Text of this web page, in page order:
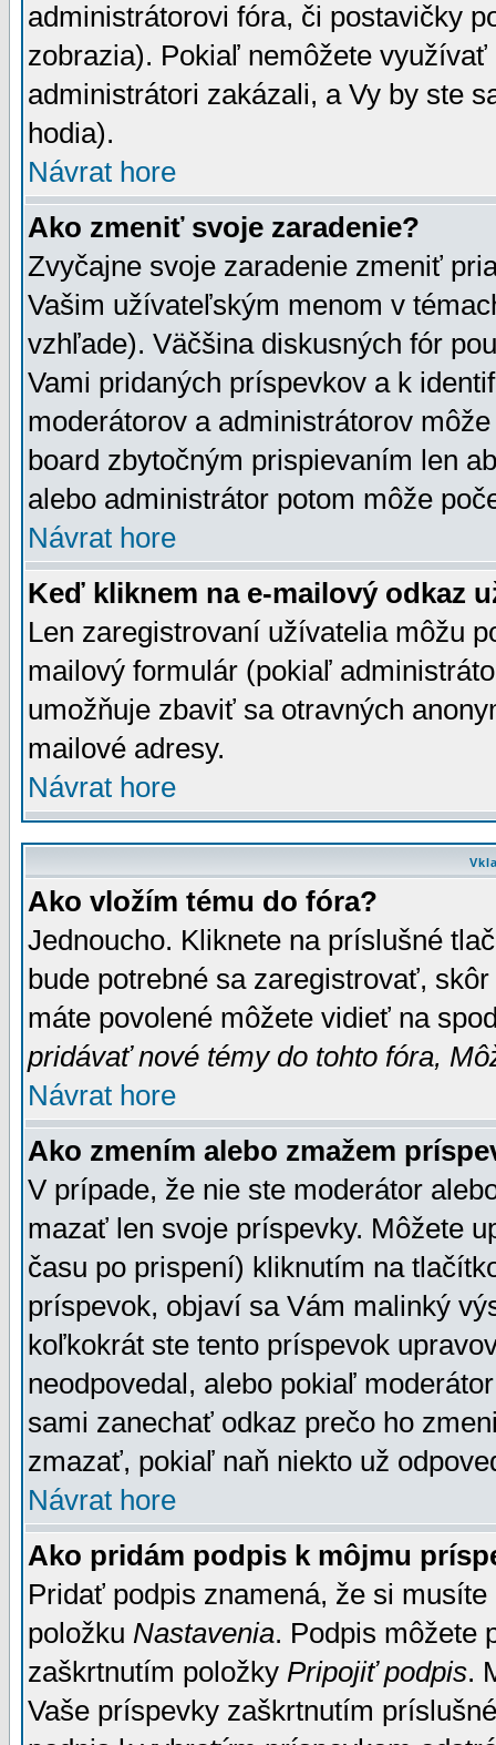
administrátorovi fóra, či postavičky
zobrazia). Pokiaľ nemôžete
administrátori zakázali, a Vy by ste
hodia).
Návrat hore
Ako zmeniť svoje zaradenie?
Zvyčajne svoje zaradenie zmeniť
Vašim užívateľským menom v
vzhľade). Väčšina diskusných fór
Vami pridaných príspevkov a k
moderátorov a administrátorov
board zbytočným prispievaním len
alebo administrátor potom môže
Návrat hore
Keď kliknem na e-mailový odkaz
Len zaregistrovaní užívatelia môžu
mailový formulár (pokiaľ
umožňuje zbaviť sa otravných
mailové adresy.
Návrat hore
Ako vložím tému do fóra?
Jednoucho. Kliknete na príslušné
bude potrebné sa zaregistrovať,
máte povolené môžete vidieť na
pridávať nové témy do tohto fóra,
Návrat hore
Ako zmením alebo zmažem
V prípade, že nie ste moderátor
mazať len svoje príspevky. Môžete
času po prispení) kliknutím na
príspevok, objaví sa Vám malinký
koľkokrát ste tento príspevok
neodpovedal, alebo pokiaľ
sami zanechať odkaz prečo ho
zmazať, pokiaľ naň niekto už
Návrat hore
Ako pridám podpis k môjmu
Pridať podpis znamená, že si
položku Nastavenia. Podpis môžete
zaškrtnutím položky Pripojiť podpis.
Vaše príspevky zaškrtnutím